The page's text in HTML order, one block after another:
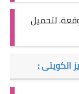
لتحميل
الكويتى :